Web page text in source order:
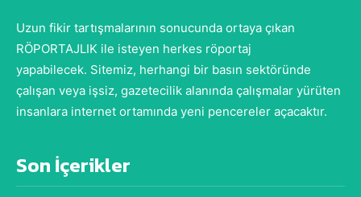
Uzun fikir tartışmalarının sonucunda ortaya çıkan
RÖPORTAJLIK ile isteyen herkes röportaj
yapabilecek. Sitemiz, herhangi bir basın sektöründe
çalışan veya işsiz, gazetecilik alanında çalışmalar yürüten
insanlara internet ortamında yeni pencereler açacaktır.
Son İçerikler